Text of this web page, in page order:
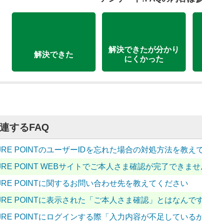
解決できた
解決できたが分かり
にくかった
するFAQ
POINTのユーザーIDを忘れた場合の対処方法を教え
POINT WEBサイトでご本人さま確認が完了できま
POINTに関するお問い合わせ先を教えてください
POINTに表示された「ご本人さま確認」とはなんで
POINTにログインする際「入力内容が不足している